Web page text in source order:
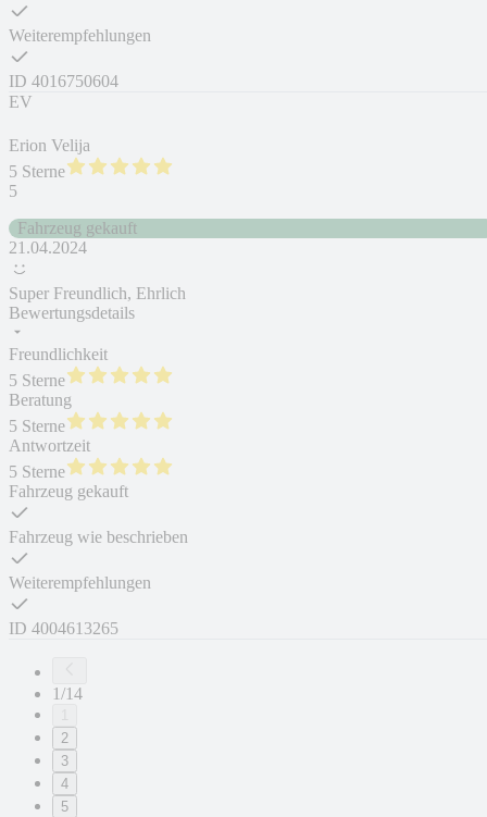
Weiterempfehlungen
ID 4016750604
EV
Erion Velija
5 Sterne
5
Fahrzeug gekauft
21.04.2024
Super Freundlich, Ehrlich
Bewertungsdetails
Freundlichkeit
5 Sterne
Beratung
5 Sterne
Antwortzeit
5 Sterne
Fahrzeug gekauft
Fahrzeug wie beschrieben
Weiterempfehlungen
ID 4004613265
1/14
2
3
4
5